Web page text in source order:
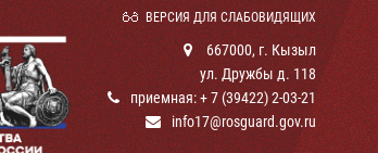
ВЕРСИЯ ДЛЯ СЛАБОВИДЯЩИХ
667000, г. Кызыл
ул. Дружбы д. 118
приемная: + 7 (39422) 2-03-21
info17@rosguard.gov.ru